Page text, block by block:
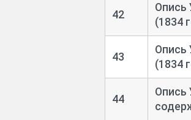
42
Опись
(1834
43
Опись
(1834
44
Опись